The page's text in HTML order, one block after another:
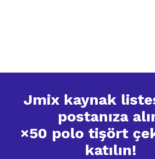
Jmix kaynak
postanıza
×50 polo tişört
katılın!